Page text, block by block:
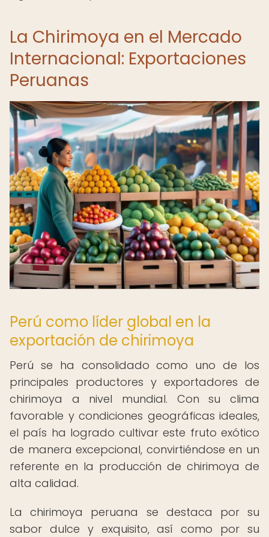
La Chirimoya en el Mercado
Internacional: Exportaciones
Peruanas
Perú como líder global en la
exportación de chirimoya
Perú se ha consolidado como uno de los
principales productores y exportadores de
chirimoya a nivel mundial. Con su clima
favorable y condiciones geográficas ideales,
el país ha logrado cultivar este fruto exótico
de manera excepcional, convirtiéndose en un
referente en la producción de chirimoya de
alta calidad.
La chirimoya peruana se destaca por su
sabor dulce y exquisito, así como por su